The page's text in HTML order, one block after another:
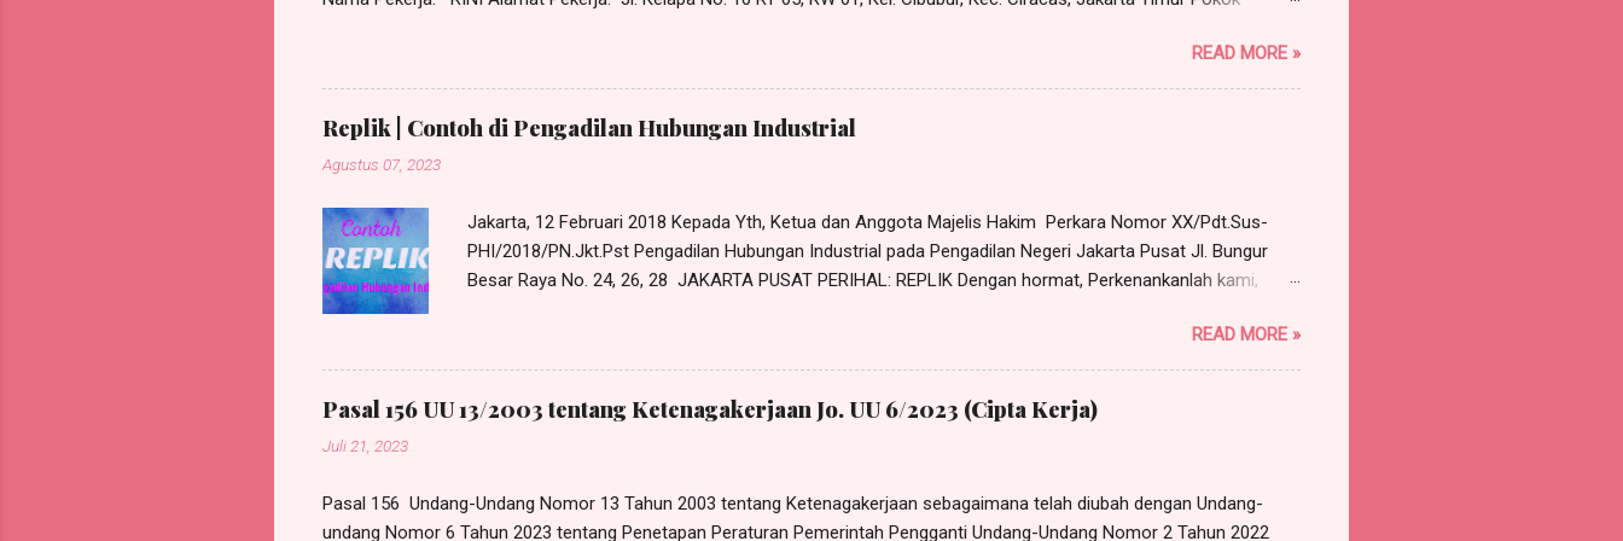
30 Maret 2023 pekerja tidak masuk kerja, namun pada tanggal 29 Maret 2023 pekerja telah mengajukan surat ijin tidak
masuk kerja untuk tanggal 30 Maret 2023 kepada atasan langsung pekerja, yaitu Pak Gunawan, dan disetujui. Pekerja minta
ijin untuk membawa anak pekerja ke rumah sakit operasi benjolan di lehernya. Lagi pula PHK yang dilakukan perusahaan
adalah tidak ...
READ MORE »
Replik | Contoh di Pengadilan Hubungan Industrial
Agustus 07, 2023
Jakarta, 12 Februari 2018 Kepada Yth, Ketua dan Anggota Majelis Hakim Perkara Nomor XX/Pdt.Sus-
PHI/2018/PN.Jkt.Pst Pengadilan Hubungan Industrial pada Pengadilan Negeri Jakarta Pusat Jl. Bungur
Besar Raya No. 24, 26, 28 JAKARTA PUSAT PERIHAL: REPLIK Dengan hormat, Perkenankanlah kami,
beralamat di Jl. Masjid Al-Akbar Bunder I No. 119A Munjul, Cipayung, Jakarta Timur, HP/WA: 0812-8386-
580, e-Mail: harrismanalu3@gmail.com, berdasarkan Surat Kuasa Khusus tanggal 10 Januari 2018,
bertindak untuk dan atas nama SULASTRI sebagai Penggugat dalam perkara Nomor XX/Pdt.Sus-
PHI/2018/PN.Jkt.Pst, dengan ini mengajukan REPLIK, sebagai berikut: DALAM EKSEPSI Bahwa eksepsi
READ MORE »
Pasal 156 UU 13/2003 tentang Ketenagakerjaan Jo. UU 6/2023 (Cipta Kerja)
Juli 21, 2023
Pasal 156 Undang-Undang Nomor 13 Tahun 2003 tentang Ketenagakerjaan sebagaimana telah diubah dengan Undang-
undang Nomor 6 Tahun 2023 tentang Penetapan Peraturan Pemerintah Pengganti Undang-Undang Nomor 2 Tahun 2022